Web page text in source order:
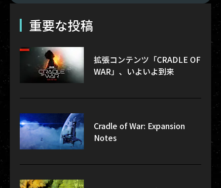
重要な投稿
拡張コンテンツ「CRADLE OF
WAR」、いよいよ到来
Cradle of War: Expansion
Notes